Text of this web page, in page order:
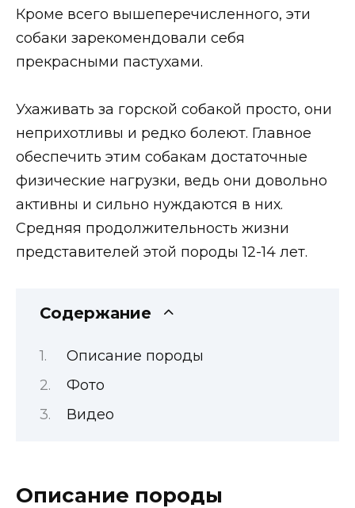
Кроме всего вышеперечисленного, эти
собаки зарекомендовали себя
прекрасными пастухами.
Ухаживать за горской собакой просто, они
неприхотливы и редко болеют. Главное
обеспечить этим собакам достаточные
физические нагрузки, ведь они довольно
активны и сильно нуждаются в них.
Средняя продолжительность жизни
представителей этой породы 12-14 лет.
Содержание
Описание породы
Фото
Видео
Описание породы